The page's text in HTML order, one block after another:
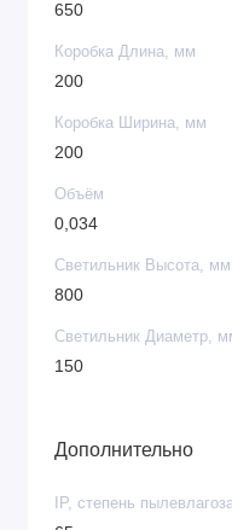
650
Коробка Длина, мм
200
Коробка Ширина, мм
200
Объём
0,034
Светильник Высота, мм
800
Светильник Диаметр,
150
Дополнительно
IP, степень